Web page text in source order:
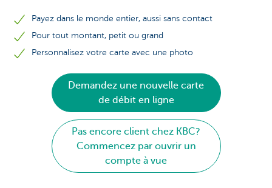
Payez dans le monde entier, aussi sans contact
Pour tout montant, petit ou grand
Personnalisez votre carte avec une photo
Demandez une nouvelle carte
de débit en ligne
Pas encore client chez KBC?
Commencez par ouvrir un
compte à vue